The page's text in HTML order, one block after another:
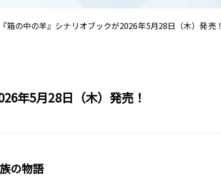
箱の中の羊』シナリオブックが2026年5月28日（木）発売！
年5月28日（木）発売！
の物語